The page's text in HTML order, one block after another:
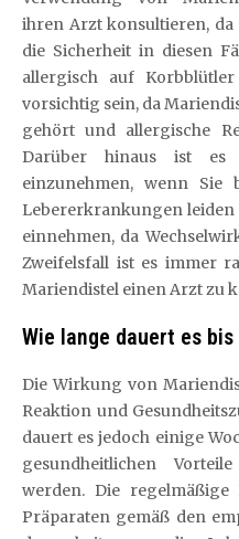
ihren Arzt konsultieren,
die Sicherheit in diesen
allergisch auf
vorsichtig sein, da
gehört und allergische
Darüber hinaus ist es
einzunehmen, wenn Sie
Lebererkrankungen leiden
einnehmen, da
Zweifelsfall ist es immer
Mariendistel einen Arzt zu
Wie lange dauert es
Die Wirkung von
Reaktion und
dauert es jedoch einige
gesundheitlichen
werden. Die
Präparaten gemäß den